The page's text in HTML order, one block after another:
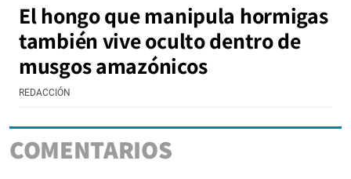
El hongo que manipula hormigas
también vive oculto dentro de
musgos amazónicos
REDACCIÓN
COMENTARIOS